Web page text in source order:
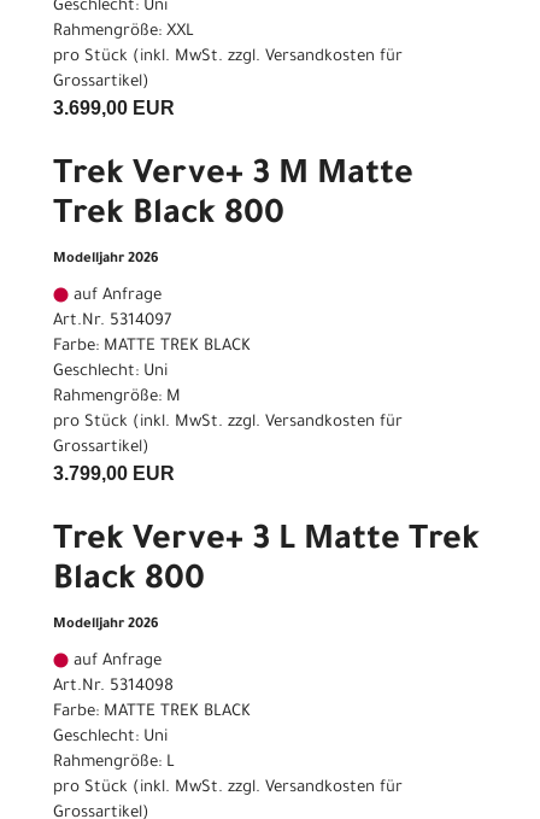
Geschlecht: Uni
Rahmengröße: XXL
pro Stück (inkl. MwSt. zzgl. Versandkosten für
Grossartikel)
3.699,00 EUR
Trek Verve+ 3 M Matte
Trek Black 800
Modelljahr 2026
auf Anfrage
Art.Nr. 5314097
Farbe: MATTE TREK BLACK
Geschlecht: Uni
Rahmengröße: M
pro Stück (inkl. MwSt. zzgl. Versandkosten für
Grossartikel)
3.799,00 EUR
Trek Verve+ 3 L Matte Trek
Black 800
Modelljahr 2026
auf Anfrage
Art.Nr. 5314098
Farbe: MATTE TREK BLACK
Geschlecht: Uni
Rahmengröße: L
pro Stück (inkl. MwSt. zzgl. Versandkosten für
Grossartikel)